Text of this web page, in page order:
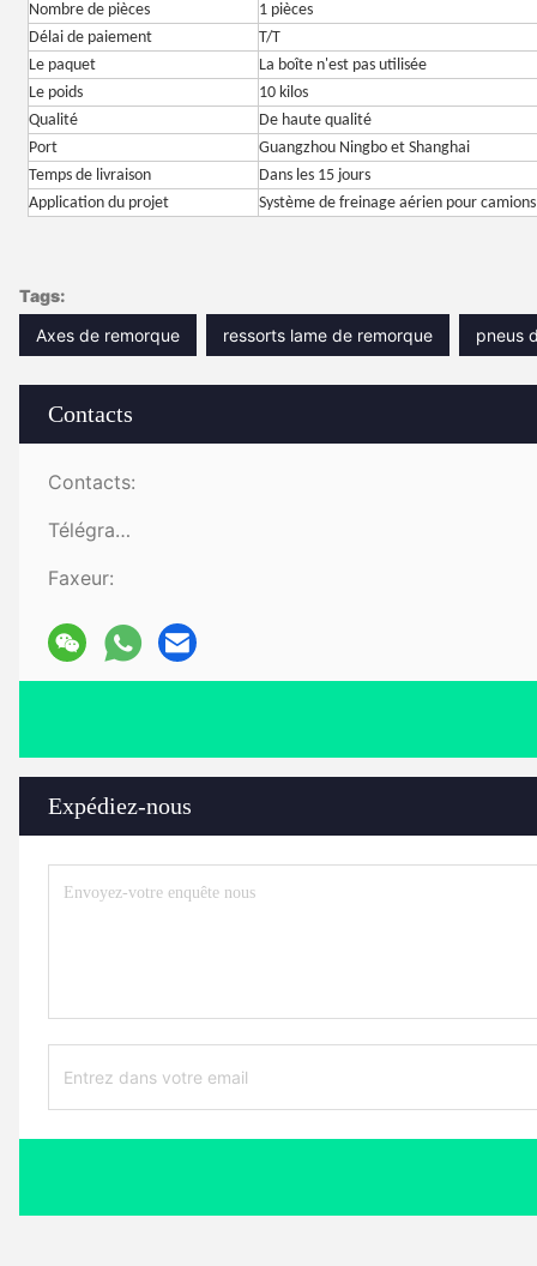
Contacts
Contacts:
Télégramme:
Faxeur:
Expédiez-nous
Nombre de pièces
1 pièces
Délai de paiement
T/T
Le paquet
La boîte n'est pas utilisée
Le poids
10 kilos
Qualité
De haute qualité
Port
Guangzhou Ningbo et Shanghai
Temps de livraison
Dans les 15 jours
Application du projet
Système de freinage aérien pour camions
Tags:
Axes de remorque
ressorts lame de remorque pneus